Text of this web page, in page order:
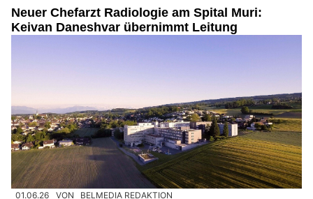
Neuer Chefarzt Radiologie am Spital Muri:
Keivan Daneshvar übernimmt Leitung
01.06.26 VON BELMEDIA REDAKTION